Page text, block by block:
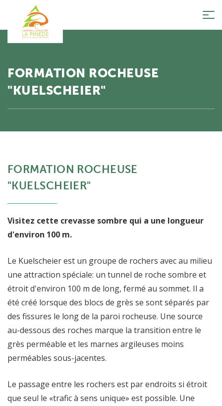
FORMATION ROCHEUSE
"KUELSCHEIER"
FORMATION ROCHEUSE
"KUELSCHEIER"
Visitez cette crevasse sombre qui a une longueur
d'environ 100 m.
Le Kuelscheier est un groupe de rochers avec au milieu
une attraction spéciale: un tunnel de roche sombre et
étroit d'environ 100 m de long, fermé au sommet. Il a
été créé lorsque des blocs de grès se sont séparés par
des fissures le long de la paroi rocheuse. Une source
au-dessous des roches marque la transition entre le
grès perméable et les marnes argileuses moins
perméables sous-jacentes.
Le passage entre les rochers est par endroits si étroit
que seul le «trafic à sens unique» est possible. Une